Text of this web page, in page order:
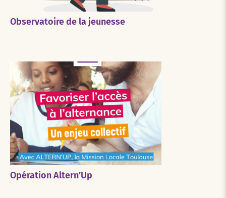
Observatoire de la jeunesse
Opération Altern’Up